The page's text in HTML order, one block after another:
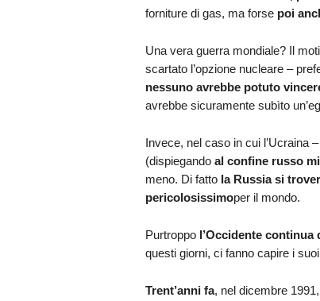
forniture di gas, ma forse poi
Una vera guerra mondiale? Il
scartato l’opzione nucleare –
nessuno avrebbe potuto
avrebbe sicuramente subìto
Invece, nel caso in cui l’Ucraina
(dispiegando al confine russo
meno. Di fatto la Russia si
pericolosissimoper il mondo.
Purtroppo l’Occidente continua
questi giorni, ci fanno capire i
Trent’anni fa, nel dicembre 1991,